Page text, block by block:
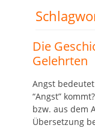
Die
Gelehrten
Angst
“Angst”
bzw. aus dem
Übersetzung